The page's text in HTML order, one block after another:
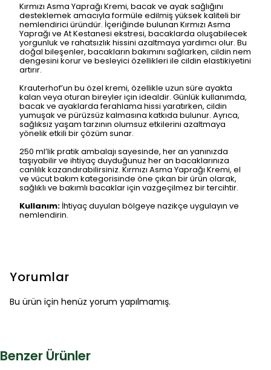
Kırmızı Asma Yaprağı Kremi, bacak ve ayak sağlığını
desteklemek amacıyla formüle edilmiş yüksek kaliteli bir
nemlendirici üründür. İçeriğinde bulunan Kırmızı Asma
Yaprağı ve At Kestanesi ekstresi, bacaklarda oluşabilecek
yorgunluk ve rahatsızlık hissini azaltmaya yardımcı olur. Bu
doğal bileşenler, bacakların bakımını sağlarken, cildin nem
dengesini korur ve besleyici özellikleri ile cildin elastikiyetini
artırır.
Krauterhof’un bu özel kremi, özellikle uzun süre ayakta
kalan veya oturan bireyler için idealdir. Günlük kullanımda,
bacak ve ayaklarda ferahlama hissi yaratırken, cildin
yumuşak ve pürüzsüz kalmasına katkıda bulunur. Ayrıca,
sağlıksız yaşam tarzının olumsuz etkilerini azaltmaya
yönelik etkili bir çözüm sunar.
250 ml’lik pratik ambalajı sayesinde, her an yanınızda
taşıyabilir ve ihtiyaç duyduğunuz her an bacaklarınıza
canlılık kazandırabilirsiniz. Kırmızı Asma Yaprağı Kremi, el
ve vücut bakım kategorisinde öne çıkan bir ürün olarak,
sağlıklı ve bakımlı bacaklar için vazgeçilmez bir tercihtir.
Kullanım: İhtiyaç duyulan bölgeye nazikçe uygulayın ve
nemlendirin.
Yorumlar
Bu ürün için henüz yorum yapılmamış.
Benzer Ürünler